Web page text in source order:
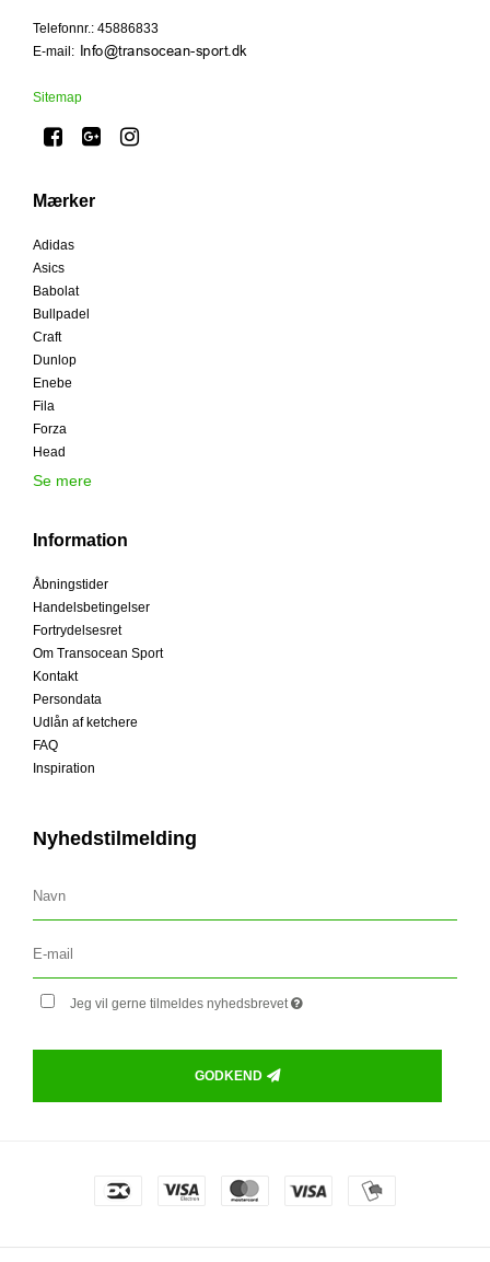
Telefonnr. : 45886833
E-mail:
Sitemap
Mærker
Adidas
Asics
Babolat
Bullpadel
Craft
Dunlop
Enebe
Fila
Forza
Head
Se mere
Information
Åbningstider
Handelsbetingelser
Fortrydelsesret
Om Transocean Sport
Kontakt
Persondata
Udlån af ketchere
FAQ
Inspiration
Nyhedstilmelding
Jeg vil gerne tilmeldes nyhedsbrevet
GODKEND